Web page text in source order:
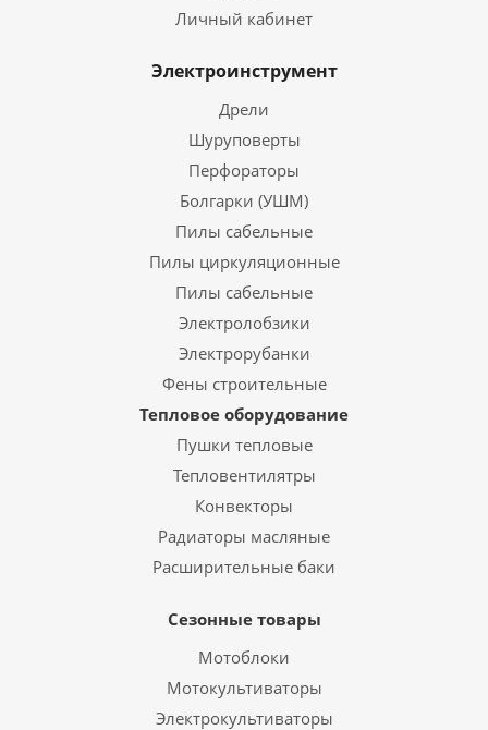
Личный кабинет
Электроинструмент
Дрели
Шуруповерты
Перфораторы
Болгарки (УШМ)
Пилы сабельные
Пилы циркуляционные
Пилы сабельные
Электролобзики
Электрорубанки
Фены строительные
Тепловое оборудование
Пушки тепловые
Тепловентилятры
Конвекторы
Радиаторы масляные
Расширительные баки
Сезонные товары
Мотоблоки
Мотокультиваторы
Электрокультиваторы